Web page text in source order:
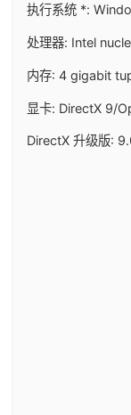
执行系统 *:
处理器: Intel
内存: 4 gigabit
显卡: DirectX 9/
DirectX 升级版: